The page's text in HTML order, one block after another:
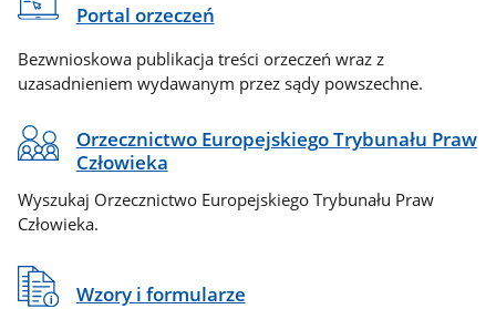
Portal orzeczeń
Bezwnioskowa publikacja treści orzeczeń wraz z
uzasadnieniem wydawanym przez sądy powszechne.
Orzecznictwo Europejskiego Trybunału Praw
Człowieka
Wyszukaj Orzecznictwo Europejskiego Trybunału Praw
Człowieka.
Wzory i formularze